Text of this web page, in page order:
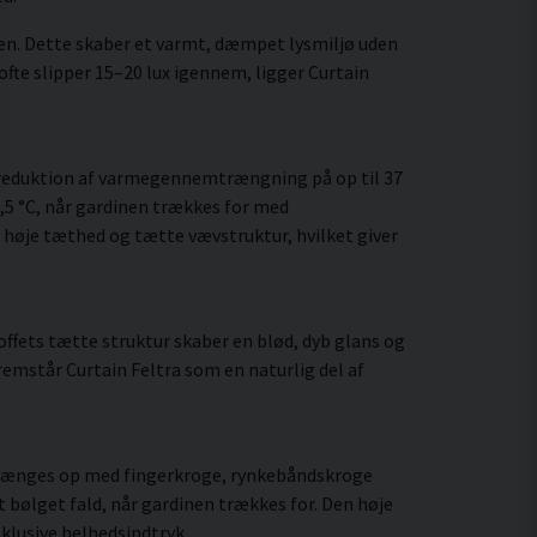
Dette skaber et varmt, dæmpet lysmiljø uden
slipper 15–20 lux igennem, ligger Curtain
af varmegennemtrængning på op til 37
°C, når gardinen trækkes for med
høje tæthed og tætte vævstruktur, hvilket giver
tætte struktur skaber en blød, dyb glans og
Curtain Feltra som en naturlig del af
op med fingerkroge, rynkebåndskroge
bølget fald, når gardinen trækkes for. Den høje
helhedsindtryk.